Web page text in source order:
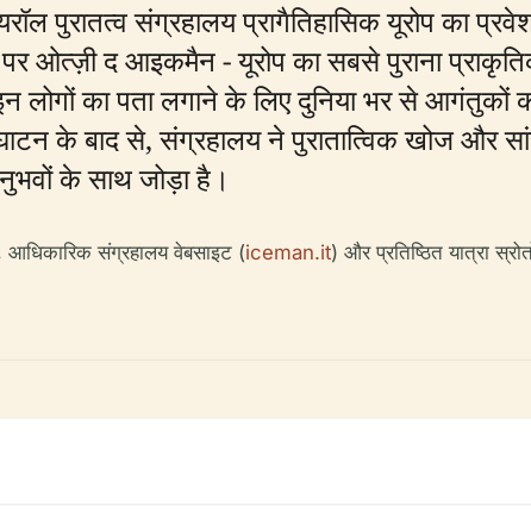
पुरातत्व संग्रहालय प्रागैतिहासिक यूरोप का
ओत्ज़ी द आइकमैन - यूरोप का सबसे पुराना
लोगों का पता लगाने के लिए दुनिया भर से आगंतुकों
के बाद से, संग्रहालय ने पुरातात्विक खोज और
के साथ जोड़ा है।
संग्रहालय वेबसाइट (iceman.it) और प्रतिष्ठित यात्रा